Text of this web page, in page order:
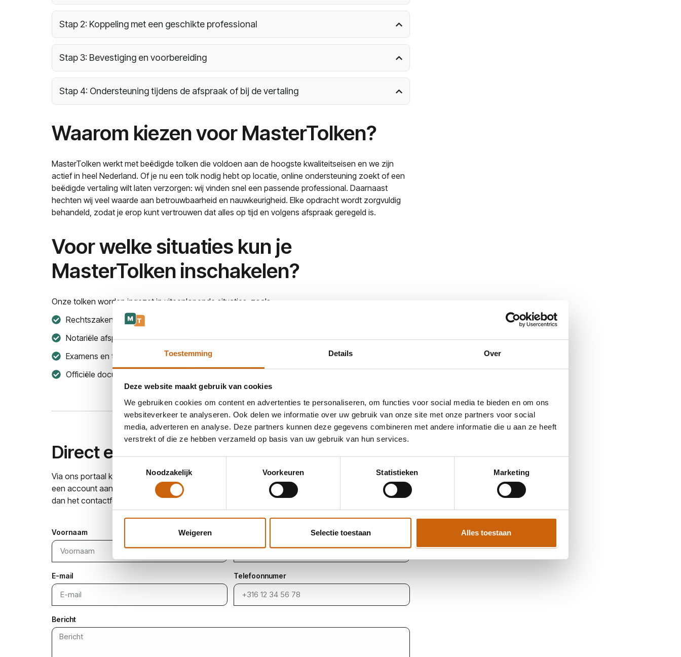
Toestemming Details Over
Deze website maakt gebruik van cookies
We gebruiken cookies om content en advertenties te personaliseren, om functies voor social media te bieden en om ons
websiteverkeer te analyseren. Ook delen we informatie over uw gebruik van onze site met onze partners voor social
media, adverteren en analyse. Deze partners kunnen deze gegevens combineren met andere informatie die u aan ze heeft
verstrekt of die ze hebben verzameld op basis van uw gebruik van hun services.
Noodzakelijk
Voorkeuren Statistieken Marketing
Weigeren Selectie toestaan Alles toestaan
Stap 2: Koppeling met een geschikte professional
Stap 3: Bevestiging en voorbereiding
Stap 4: Ondersteuning tijdens de afspraak of bij de vertaling
Waarom kiezen voor MasterTolken?
MasterTolken werkt met beëdigde tolken die voldoen aan de hoogste kwaliteitseisen en we zijn
actief in heel Nederland. Of je nu een tolk nodig hebt op locatie, online ondersteuning zoekt of een
beëdigde vertaling wilt laten verzorgen: wij vinden snel een passende professional. Daarnaast
hechten wij veel waarde aan betrouwbaarheid en nauwkeurigheid. Elke opdracht wordt zorgvuldig
behandeld, zodat je erop kunt vertrouwen dat alles op tijd en volgens afspraak geregeld is.
Voor welke situaties kun je
MasterTolken inschakelen?
Onze tolken worden ingezet in uiteenlopende situaties, zoals:
Rechtszaken en juridische procedures
Notariële afspraken en contractondertekeningen
Examens en toetsen, bijvoorbeeld het CBR-examen
Officiële documenten die beëdigd vertaald moeten worden
Direct een tolk regelen
Via ons portaal kun je heel eenvoudig zelf een tolk aanvragen. Ga naar ons
en maak
een account aan om jouw aanvraag te starten. Lukt dit niet of heb je liever persoonlijk contact? Vul
dan het contactformulier hieronder in, mail naar
office@mastertolken.nl
Voornaam
E-mail Telefoonnumer
Bericht